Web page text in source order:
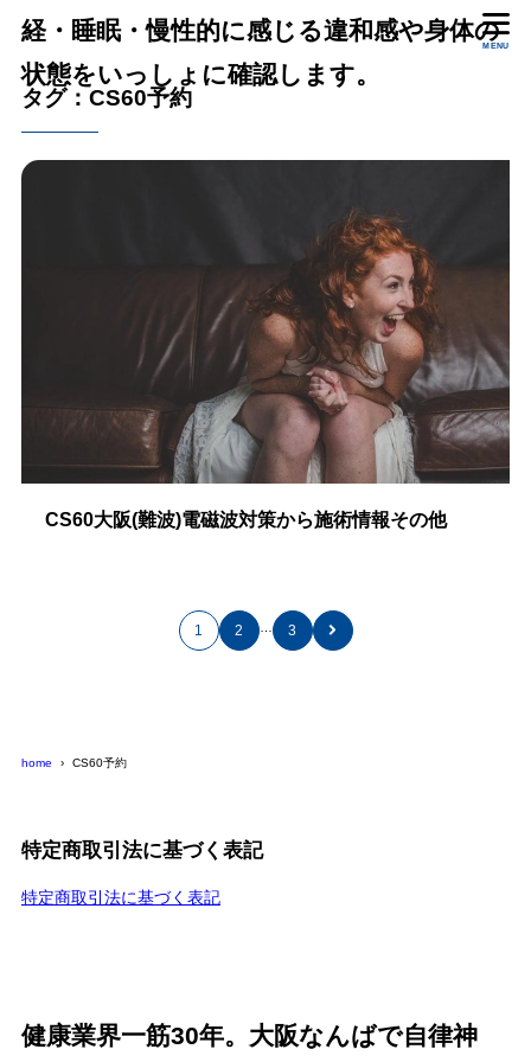
経・睡眠・慢性的に感じる違和感や身体の
状態をいっしょに確認します。
MENU
タグ：CS60予約
CS60大阪(難波)電磁波対策から施術情報その他
1 2 … 3
home CS60予約
特定商取引法に基づく表記
特定商取引法に基づく表記
健康業界一筋30年。大阪なんばで自律神